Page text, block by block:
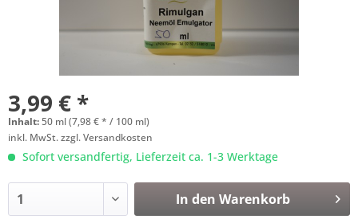
3,99 € *
Inhalt:50 ml (7,98 € * / 100 ml)
inkl. MwSt.zzgl. Versandkosten
Sofort versandfertig, Lieferzeit ca. 1-3 Werktage
In den Warenkorb